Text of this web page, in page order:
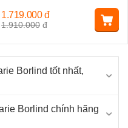
Borlind tốt nhất,
Borlind chính hãng
1.910.000 đ
1.719.000 đ